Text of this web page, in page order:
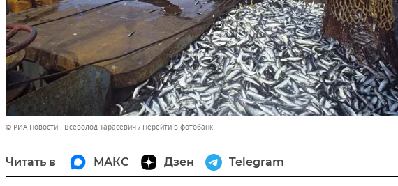
© РИА Новости . Всеволод Тарасевич Перейти в фотобанк
Читать в МАКС Дзен Telegram